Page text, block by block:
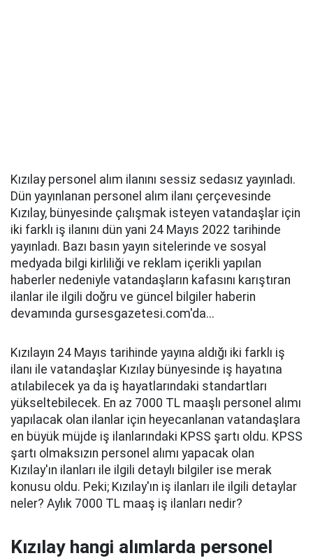
Kızılay personel alım ilanını sessiz sedasız yayınladı.
Dün yayınlanan personel alım ilanı çerçevesinde
Kızılay, bünyesinde çalışmak isteyen vatandaşlar için
iki farklı iş ilanını dün yani 24 Mayıs 2022 tarihinde
yayınladı. Bazı basın yayın sitelerinde ve sosyal
medyada bilgi kirliliği ve reklam içerikli yapılan
haberler nedeniyle vatandaşların kafasını karıştıran
ilanlar ile ilgili doğru ve güncel bilgiler haberin
devamında gursesgazetesi.com'da...
Kızılayın 24 Mayıs tarihinde yayına aldığı iki farklı iş
ilanı ile vatandaşlar Kızılay bünyesinde iş hayatına
atılabilecek ya da iş hayatlarındaki standartları
yükseltebilecek. En az 7000 TL maaşlı personel alımı
yapılacak olan ilanlar için heyecanlanan vatandaşlara
en büyük müjde iş ilanlarındaki KPSS şartı oldu. KPSS
şartı olmaksızın personel alımı yapacak olan
Kızılay'ın ilanları ile ilgili detaylı bilgiler ise merak
konusu oldu. Peki; Kızılay'ın iş ilanları ile ilgili detaylar
neler? Aylık 7000 TL maaş iş ilanları nedir?
Kızılay hangi alımlarda personel